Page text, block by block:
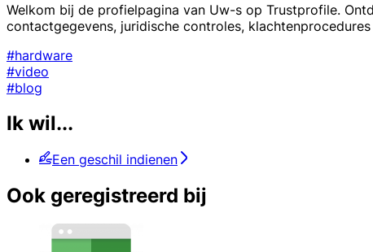
Welkom bij de profielpagina van Uw-s op Trustprofile.
contactgegevens, juridische controles,
#hardware
#video
#blog
Ik wil...
Een geschil indienen
Ook geregistreerd bij